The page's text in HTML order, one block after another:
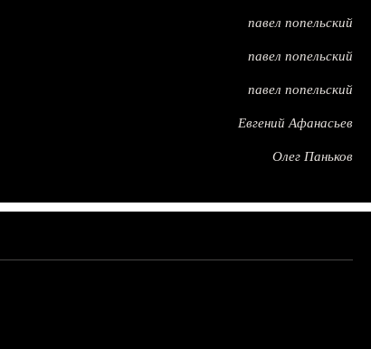
павел попельский
павел попельский
павел попельский
Евгений Афанасьев
Олег Паньков